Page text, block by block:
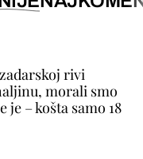
rivi
morali smo
je – košta samo 18